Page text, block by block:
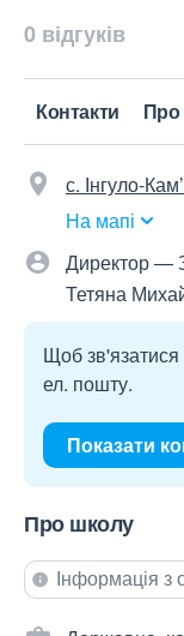
0 відгуків
Контакти Про
с. Інгуло-
На мапі
Директор —
Тетяна
Щоб зв'язатися
ел. пошту.
Показати
Про школу
Інформація з